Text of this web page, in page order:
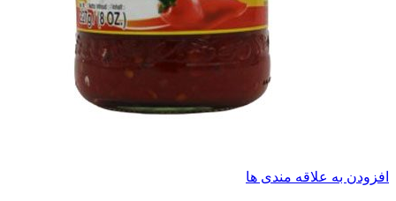
افزودن به علاقه مندی ها